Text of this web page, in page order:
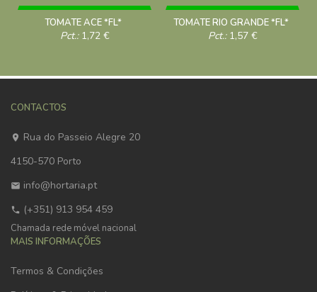
TOMATE ACE *FL*
Pct.: 1,72 €
TOMATE RIO GRANDE *FL*
Pct.: 1,57 €
CONTACTOS
Rua do Passeio Alegre 20
4150-570 Porto
info@hortaria.pt
(+351) 913 954 459
Chamada rede móvel nacional
MAIS INFORMAÇÕES
Termos & Condições